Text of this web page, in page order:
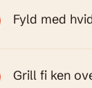
Fyld med
Grill fi ken